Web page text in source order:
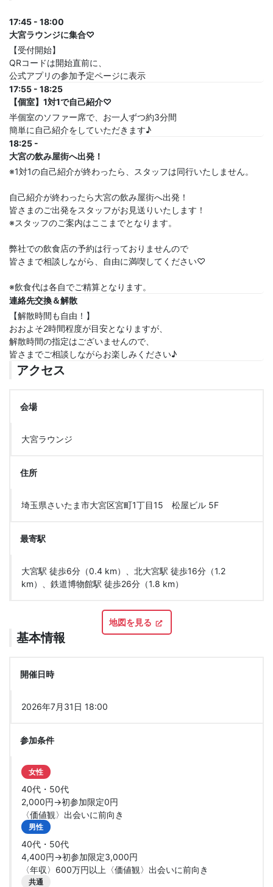
17:45 - 18:00
大宮ラウンジに集合♡
【受付開始】
QRコードは開始直前に、
公式アプリの参加予定ページに表示
17:55 - 18:25
【個室】1対1で自己紹介♡
半個室のソファー席で、お一人ずつ約3分間
簡単に自己紹介をしていただきます♪
18:25 -
大宮の飲み屋街へ出発！
※1対1の自己紹介が終わったら、スタッフは同行いたしません。
自己紹介が終わったら大宮の飲み屋街へ出発！
皆さまのご出発をスタッフがお見送りいたします！
※スタッフのご案内はここまでとなります。
弊社での飲食店の予約は行っておりませんので
皆さまで相談しながら、自由に満喫してください♡
※飲食代は各自でご精算となります。
連絡先交換＆解散
【解散時間も自由！】
おおよそ2時間程度が目安となりますが、
解散時間の指定はございませんので、
皆さまでご相談しながらお楽しみください♪
アクセス
会場
大宮ラウンジ
住所
埼玉県さいたま市大宮区宮町1丁目15 松屋ビル 5F
最寄駅
大宮駅 徒歩6分（0.4 km）、北大宮駅 徒歩16分（1.2
km）、鉄道博物館駅 徒歩26分（1.8 km）
地図を見る
基本情報
開催日時
2026年7月31日 18:00
参加条件
女性
40代・50代
2,000円→初参加限定0円
〈価値観〉出会いに前向き
男性
40代・50代
4,400円→初参加限定3,000円
〈年収〉600万円以上〈価値観〉出会いに前向き
共通